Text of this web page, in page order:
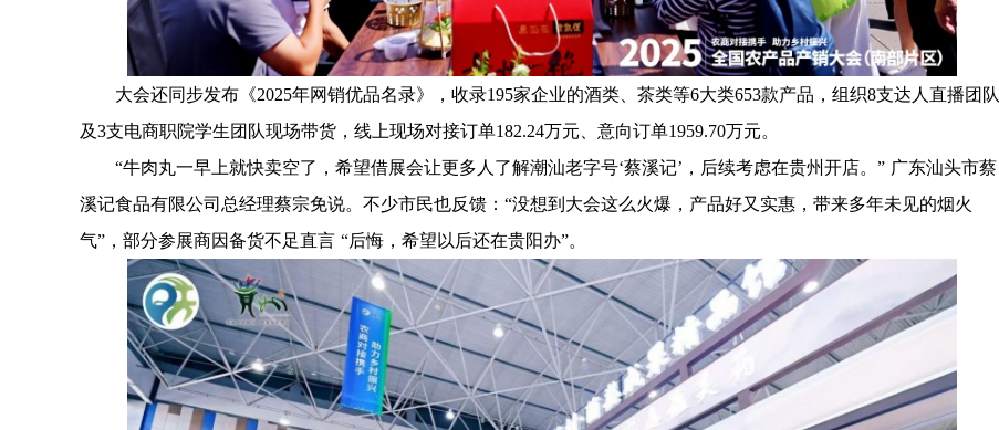
大会还同步发布《2025年网销优品名录》，收录195家企业的酒类、茶类等6大类653款产品，组织8支达人直播团队
及3支电商职院学生团队现场带货，线上现场对接订单182.24万元、意向订单1959.70万元。
“牛肉丸一早上就快卖空了，希望借展会让更多人了解潮汕老字号‘蔡溪记’，后续考虑在贵州开店。” 广东汕头市蔡
溪记食品有限公司总经理蔡宗免说。不少市民也反馈：“没想到大会这么火爆，产品好又实惠，带来多年未见的烟火
气”，部分参展商因备货不足直言 “后悔，希望以后还在贵阳办”。